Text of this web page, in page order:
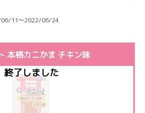
11〜2022/06/24
本格カニかま チキン味